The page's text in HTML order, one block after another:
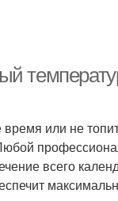
или не
всего